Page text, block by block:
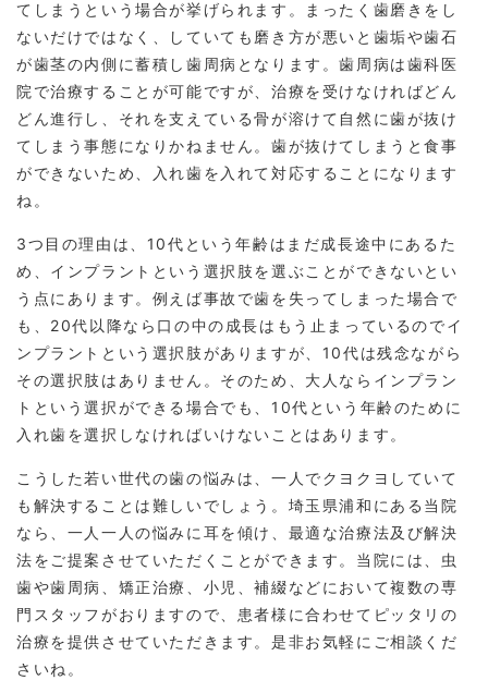
てしまうという場合が挙げられます。まったく歯磨きをし
ないだけではなく、していても磨き方が悪いと歯垢や歯石
が歯茎の内側に蓄積し歯周病となります。歯周病は歯科医
院で治療することが可能ですが、治療を受けなければどん
どん進行し、それを支えている骨が溶けて自然に歯が抜け
てしまう事態になりかねません。歯が抜けてしまうと食事
ができないため、入れ歯を入れて対応することになります
ね。
3つ目の理由は、10代という年齢はまだ成長途中にあるた
め、インプラントという選択肢を選ぶことができないとい
う点にあります。例えば事故で歯を失ってしまった場合で
も、20代以降なら口の中の成長はもう止まっているのでイ
ンプラントという選択肢がありますが、10代は残念ながら
その選択肢はありません。そのため、大人ならインプラン
トという選択ができる場合でも、10代という年齢のために
入れ歯を選択しなければいけないことはあります。
こうした若い世代の歯の悩みは、一人でクヨクヨしていて
も解決することは難しいでしょう。埼玉県浦和にある当院
なら、一人一人の悩みに耳を傾け、最適な治療法及び解決
法をご提案させていただくことができます。当院には、虫
歯や歯周病、矯正治療、小児、補綴などにおいて複数の専
門スタッフがおりますので、患者様に合わせてピッタリの
治療を提供させていただきます。是非お気軽にご相談くだ
さいね。